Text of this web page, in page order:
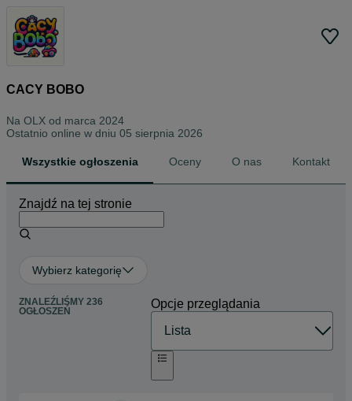
CACY BOBO
Na OLX od marca 2024
Ostatnio online w dniu 05 sierpnia 2026
Wszystkie ogłoszenia Oceny O nas Kontakt
Znajdź na tej stronie
Wybierz kategorię
ZNALEŹLIŚMY 236
OGŁOSZEŃ
Opcje przeglądania